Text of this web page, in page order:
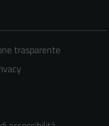
trasparente